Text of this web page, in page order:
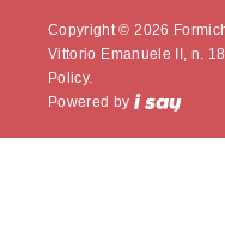
Copyright © 2026
Vittorio Emanuele II, n.
Policy.
Powered by